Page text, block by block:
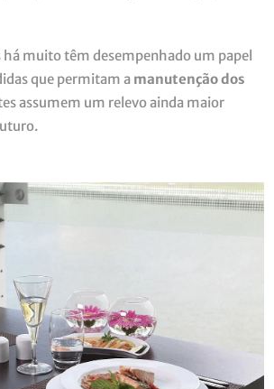
há muito têm desempenhado um papel
que permitam a manutenção dos
assumem um relevo ainda maior